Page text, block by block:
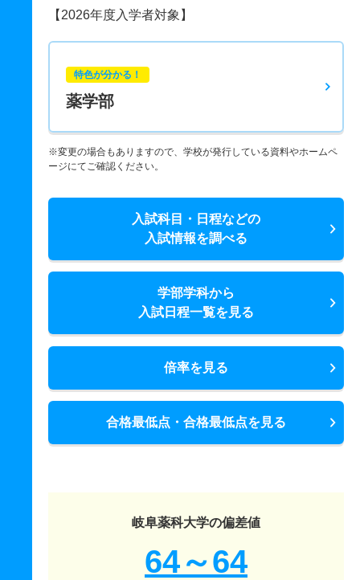
【2026年度入学者対象】
特色が分かる！
薬学部
※変更の場合もありますので、学校が発行している資料やホームペ
ージにてご確認ください。
入試科目・日程などの
入試情報を調べる
学部学科から
入試日程一覧を見る
倍率を見る
合格最低点・合格最低点を見る
岐阜薬科大学の偏差値
64～64